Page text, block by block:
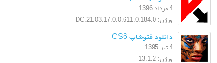
4 مرداد 1396
ورژن: 17.0.0.611.0.184.0.DC.21.03
دانلود فتوشاپ CS6
4 تیر 1395
ورژن: 13.1.2